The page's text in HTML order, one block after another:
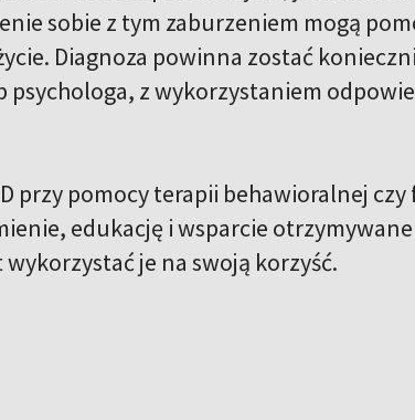
sobie z tym zaburzeniem mogą
Diagnoza powinna zostać
psychologa, z wykorzystaniem
przy pomocy terapii behawioralnej
edukację i wsparcie
je na swoją korzyść.